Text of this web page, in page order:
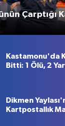
Çarptığı
Kastamonu'da
Bitti: 1 Ölü, 2
Dikmen
Kartpostallık